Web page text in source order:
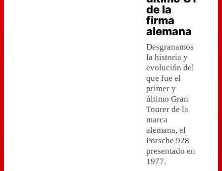
de la
firma
alemana
Desgranamos
la historia y
evolución del
que fue el
primer y
último Gran
Tourer de la
marca
alemana, el
Porsche 928
presentado en
1977.